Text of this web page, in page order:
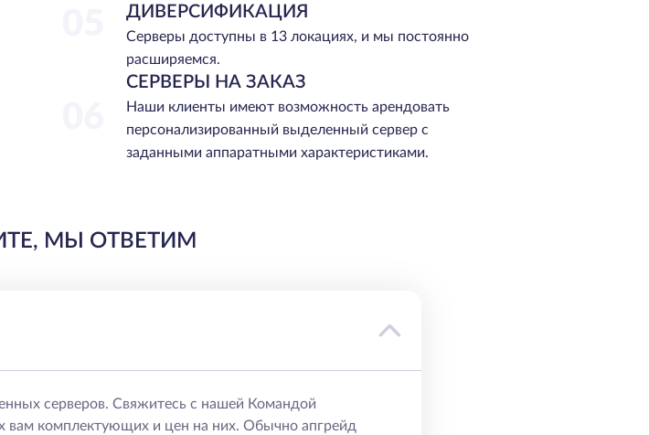
ДИВЕРСИФИКАЦИЯ
Серверы доступны в 13 локациях, и мы постоянно
расширяемся.
СЕРВЕРЫ НА ЗАКАЗ
Наши клиенты имеют возможность арендовать
персонализированный выделенный сервер с
заданными аппаратными характеристиками.
МЫ ОТВЕТИМ
серверов. Свяжитесь с нашей Командой
комплектующих и цен на них. Обычно апгрейд